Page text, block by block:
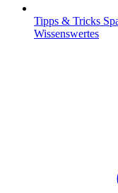
Tipps & Tricks
Wissenswertes